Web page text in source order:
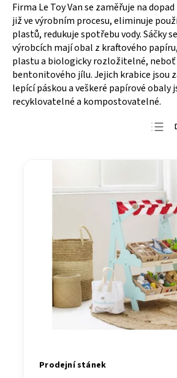
Firma Le Toy Van se zaměřuje na
již ve výrobním procesu, eliminuje
plastů, redukuje spotřebu vody. Sáčky
výrobcích mají obal z kraftového
plastu a biologicky rozložitelné, neboť
bentonitového jílu. Jejich krabice jsou
lepící páskou a veškeré papírové obaly
recyklovatelné a kompostovatelné.
Prodejní stánek